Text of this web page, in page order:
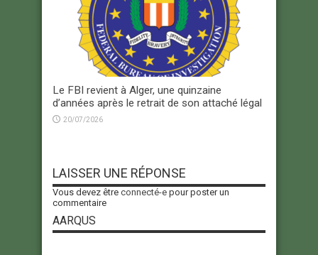
Le FBI revient à Alger, une quinzaine
d’années après le retrait de son attaché légal
20/07/2026
LAISSER UNE RÉPONSE
Vous devez être connecté-e pour poster un
commentaire
AARQUS